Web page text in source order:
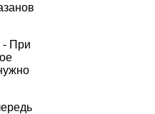
- При